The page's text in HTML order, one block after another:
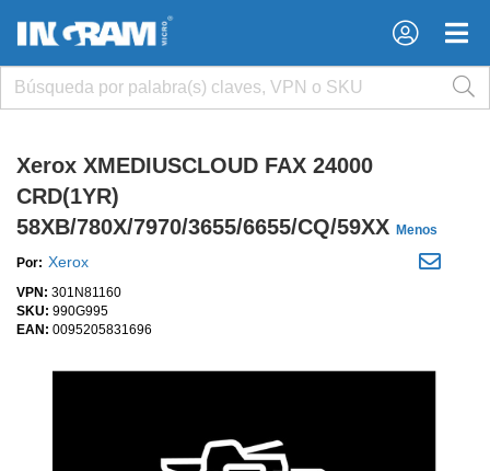
×
×
Xerox XMEDIUSCLOUD FAX 24000
CRD(1YR)
58XB/780X/7970/3655/6655/CQ/59XX Menos
Por: Xerox
VPN: 301N81160
SKU: 990G995
EAN: 0095205831696